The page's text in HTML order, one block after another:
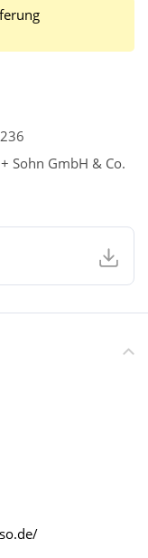
Sohn GmbH & Co.